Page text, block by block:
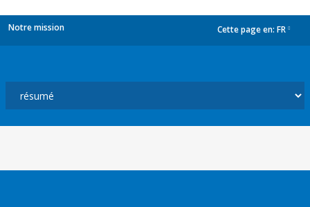
Notre mission Cette page en: FR